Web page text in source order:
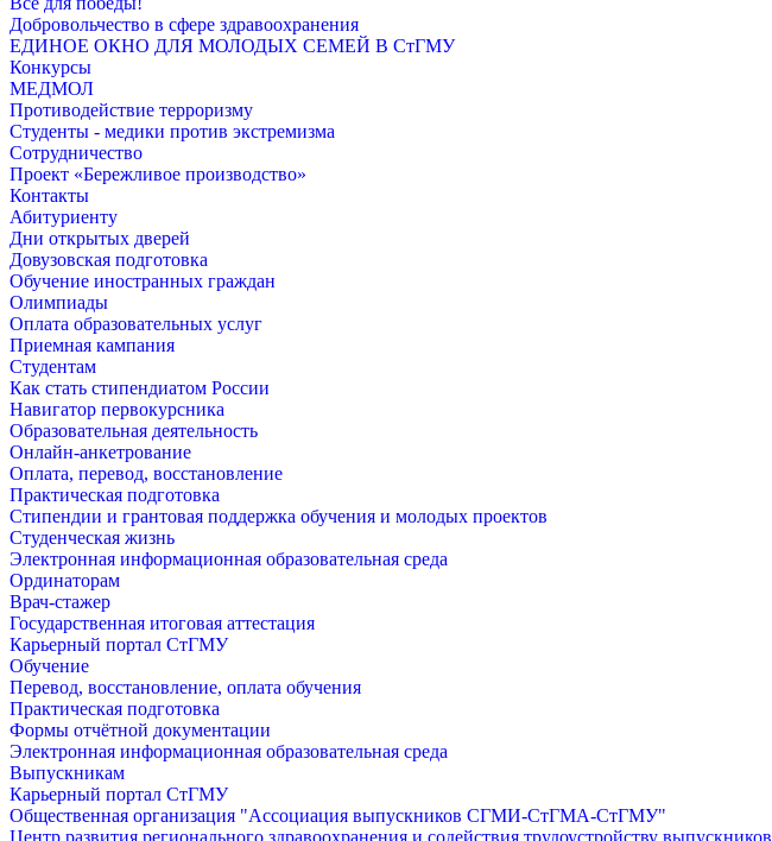
Добровольчество в сфере здравоохранения
ЕДИНОЕ ОКНО ДЛЯ МОЛОДЫХ СЕМЕЙ В СтГМУ
Конкурсы
МЕДМОЛ
Противодействие терроризму
Студенты - медики против экстремизма
Сотрудничество
Проект «Бережливое производство»
Контакты
Абитуриенту
Дни открытых дверей
Довузовская подготовка
Обучение иностранных граждан
Олимпиады
Оплата образовательных услуг
Приемная кампания
Студентам
Как стать стипендиатом России
Навигатор первокурсника
Образовательная деятельность
Онлайн-анкетрование
Оплата, перевод, восстановление
Практическая подготовка
Стипендии и грантовая поддержка обучения и молодых проектов
Студенческая жизнь
Электронная информационная образовательная среда
Ординаторам
Врач-стажер
Государственная итоговая аттестация
Карьерный портал СтГМУ
Обучение
Перевод, восстановление, оплата обучения
Практическая подготовка
Формы отчётной документации
Электронная информационная образовательная среда
Выпускникам
Карьерный портал СтГМУ
Общественная организация "Ассоциация выпускников СГМИ-СтГМА-СтГМУ"
Центр развития регионального здравоохранения и содействия трудоустройству выпускников